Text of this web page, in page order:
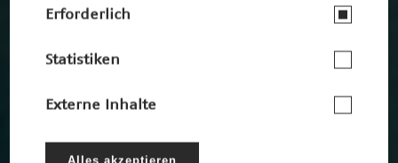
Erforderlich
Statistiken
Externe Inhalte
Alles akzeptieren